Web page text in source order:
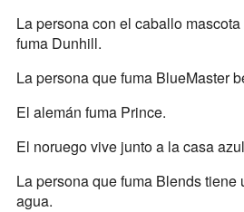
La persona con el caballo
fuma Dunhill.
La persona que fuma BlueMaster
El alemán fuma Prince.
El noruego vive junto a la casa
La persona que fuma Blends tiene
agua.